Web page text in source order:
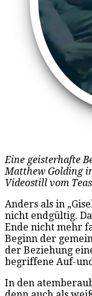
Eine geisterhafte
Matthew Golding
Videostill vom
Anders als in
nicht endgültig.
Ende nicht mehr
Beginn der
der Beziehung
begriffene Auf-
In den